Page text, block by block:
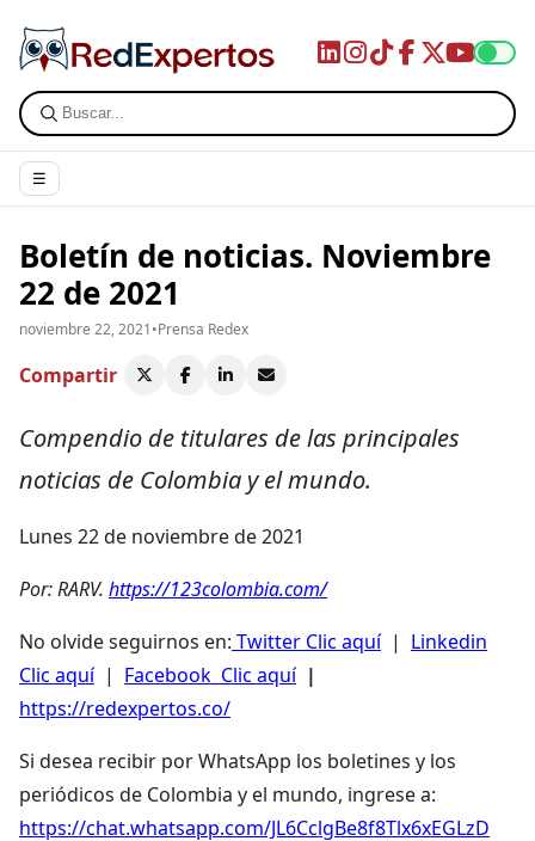
☰
Boletín de noticias. Noviembre
22 de 2021
noviembre 22, 2021•Prensa Redex
Compartir
Compendio de titulares de las principales
noticias de Colombia y el mundo.
Lunes 22 de noviembre de 2021
Por: RARV. https://123colombia.com/
No olvide seguirnos en: Twitter Clic aquí| Linkedin
Clic aquí| Facebook Clic aquí|
https://redexpertos.co/
Si desea recibir por WhatsApp los boletines y los
periódicos de Colombia y el mundo, ingrese a:
https://chat.whatsapp.com/JL6CclgBe8f8Tlx6xEGLzD